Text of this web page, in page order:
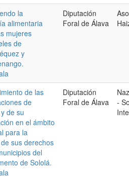
la
alimentaria
mujeres
de
y
Diputación
Foral de Álava
de las
de
de su
en el ámbito
para la
sus derechos
del
de Sololá.
Diputación
Foral de Álava
-